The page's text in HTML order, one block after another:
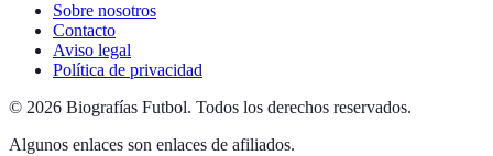
Sobre nosotros
Contacto
Aviso legal
Política de privacidad
© 2026 Biografías Futbol. Todos los derechos reservados.
Algunos enlaces son enlaces de afiliados.